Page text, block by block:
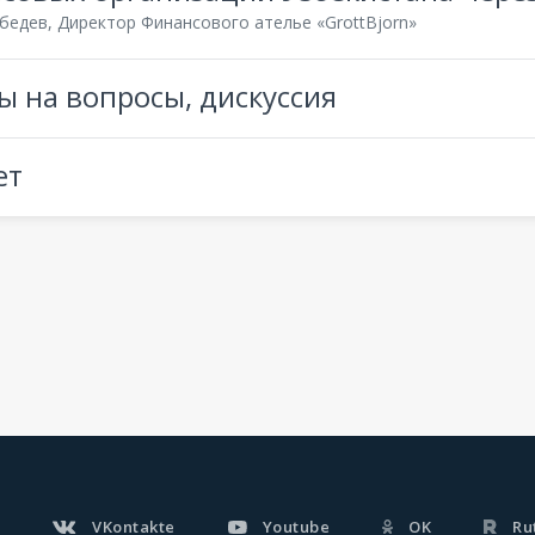
Директор Финансового ателье «GrottBjorn»
на вопросы, дискуссия
VKontakte Youtube OK